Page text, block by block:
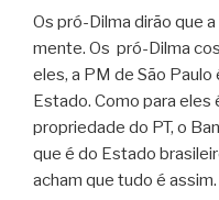
Os pró-Dilma dirão que
mente. Os pró-Dilma
eles, a PM de São
Estado. Como para eles
propriedade do PT, o
que é do Estado
acham que tudo é assim.